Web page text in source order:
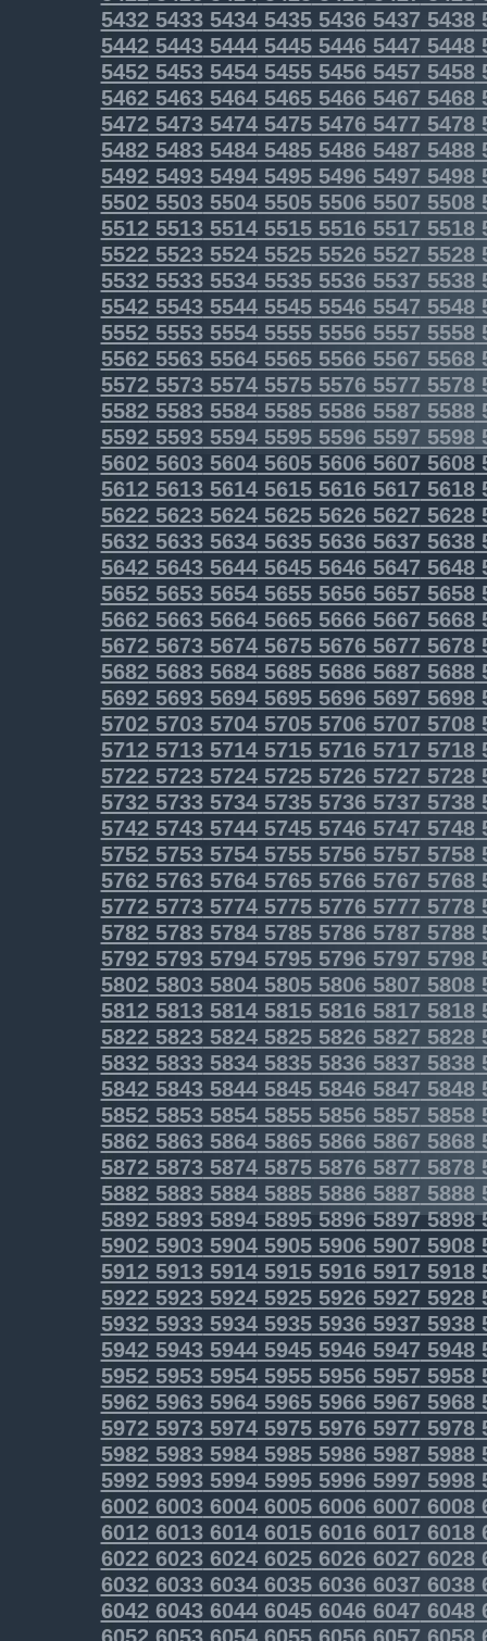
5432543354345435543654375438
5442544354445445544654475448
545254535454545554565457 5458
546254635464546554665467 5468
547254735474547554765477 5478
548254835484548554865487 5488
549254935494549554965497 5498
550255035504550555065507 5508
551255135514551555165517 5518
552255235524552555265527 5528
553255335534553555365537 5538
554255435544554555465547 5548
555255535554555555565557 5558
556255635564556555665567 5568
557255735574557555765577 5578
558255835584558555865587 5588
559255935594559555965597 5598
5602560356045605560656075608
5612561356145615561656175618
5622562356245625562656275628
5632563356345635563656375638
5642564356445645564656475648
5652565356545655565656575658
5662566356645665566656675668
5672567356745675567656775678
5682568356845685568656875688
5692569356945695569656975698
5702570357045705570657075708
5712571357145715571657175718
5722572357245725572657275728
5732573357345735573657375738
5742574357445745574657475748
5752575357545755575657575758
576257635764576557665767 5768
577257735774577557765777 5778
578257835784578557865787 5788
579257935794579557965797 5798
580258035804580558065807 5808
581258135814581558165817 5818
582258235824582558265827 5828
583258335834583558365837 5838
584258435844584558465847 5848
585258535854585558565857 5858
586258635864586558665867 5868
587258735874587558765877 5878
588258835884588558865887 5888
5892589358945895589658975898
5902590359045905590659075908
5912591359145915591659175918
5922592359245925592659275928
5932593359345935593659375938
5942594359445945594659475948
5952595359545955595659575958
5962596359645965596659675968
5972597359745975597659775978
5982598359845985598659875988
5992599359945995599659975998
6002600360046005600660076008
6012601360146015601660176018
6022602360246025602660276028
603260336034603560366037 6038
604260436044604560466047 6048